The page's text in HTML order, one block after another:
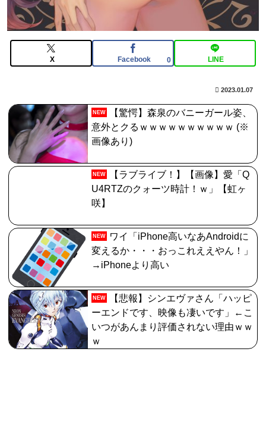
X Facebook 0 LINE
2023.01.07
NEW
【驚愕】森泉のバニーガール姿、
意外とクるｗｗｗｗｗｗｗｗｗｗ (※
画像あり)
NEW
【ラブライブ！】【画像】愛「Q
U4RTZのクォーツ時計！ｗ」【虹ヶ
咲】
NEW
ワイ「iPhone高いなあAndroidに
変えるか・・・おっこれええやん！」
→iPhoneより高い
NEW
【悲報】シンエヴァさん「ハッピ
ーエンドです、映像も凄いです」←こ
いつがあんまり評価されない理由ｗｗ
ｗ